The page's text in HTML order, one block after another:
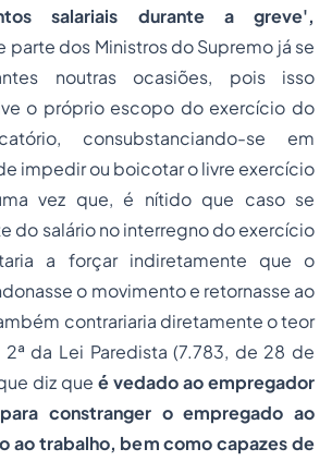
salariais durante a greve',
parte dos Ministros do Supremo já se
noutras ocasiões, pois isso
o próprio escopo do exercício do
consubstanciando-se em
impedir ou boicotar o livre exercício
vez que, é nítido que caso se
do salário no interregno do exercício
a forçar indiretamente que o
o movimento e retornasse ao
contrariaria diretamente o teor
2ª da Lei Paredista (7.783, de 28 de
diz que é vedado aoempregador
constranger o empregado ao
ao trabalho, bem como capazes de